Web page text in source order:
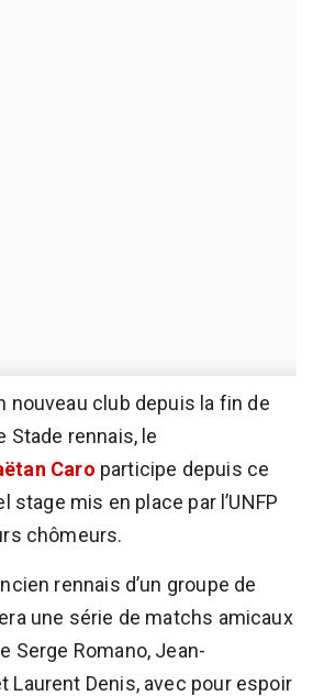
nouveau club depuis la fin de
Stade rennais, le
Caro participe depuis ce
stage mis en place par l’UNFP
chômeurs.
rennais d’un groupe de
une série de matchs amicaux
Serge Romano, Jean-
Laurent Denis, avec pour espoir